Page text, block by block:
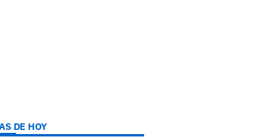
DE HOY